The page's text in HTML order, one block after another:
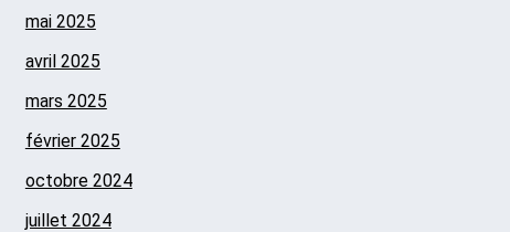
mai 2025
avril 2025
mars 2025
février 2025
octobre 2024
juillet 2024